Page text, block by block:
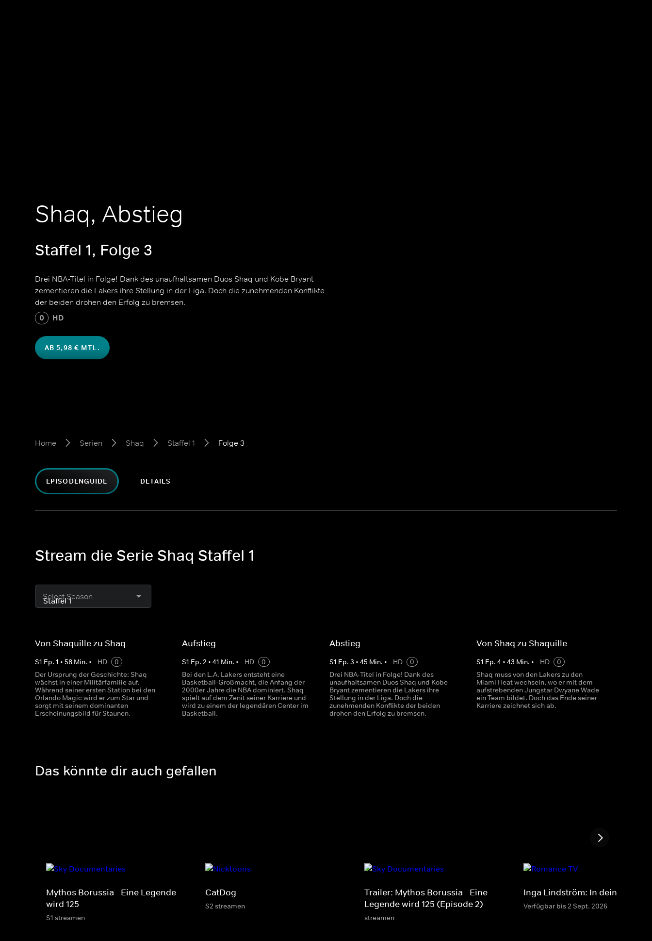
Shaq, Abstieg
Staffel 1, Folge 3
Drei NBA-Titel in Folge! Dank des unaufhaltsamen Duos Shaq und Kobe Bryant
zementieren die Lakers ihre Stellung in der Liga. Doch die zunehmenden Konflikte
der beiden drohen den Erfolg zu bremsen.
0 HD
AB 5,98 € MTL.
Home Serien Shaq Staffel 1 Folge 3
EPISODENGUIDE DETAILS
Stream die Serie Shaq Staffel 1
Select Season
Von Shaquille zu Shaq
S1 Ep. 1 • 58 Min. • HD
0
Der Ursprung der Geschichte: Shaq
wächst in einer Militärfamilie auf.
Während seiner ersten Station bei den
Orlando Magic wird er zum Star und
sorgt mit seinem dominanten
Erscheinungsbild für Staunen.
Aufstieg
S1 Ep.2 •41 Min. • HD
0
Bei den L.A. Lakers entsteht eine
Basketball-Großmacht, die Anfang der
2000er Jahre die NBA dominiert. Shaq
spielt auf dem Zenit seiner Karriere und
wird zu einem der legendären Center im
Basketball.
Abstieg
S1 Ep. 3 • 45 Min. • HD
0
Drei NBA-Titel in Folge! Dank des
unaufhaltsamen Duos Shaq und Kobe
Bryant zementieren die Lakers ihre
Stellung in der Liga. Doch die
zunehmenden Konflikte der beiden
drohen den Erfolg zu bremsen.
Von Shaq zu Shaquille
S1 Ep. 4 • 43 Min. • HD
0
Shaq muss von den Lakers zu den
Miami Heat wechseln, wo er mit dem
aufstrebenden Jungstar Dwyane Wade
ein Team bildet. Doch das Ende seiner
Karriere zeichnet sich ab.
Das könnte dir auch gefallen
Mythos Borussia - Eine Legende
wird 125
S1 streamen
CatDog
S2 streamen
Trailer: Mythos Borussia - Eine
Legende wird 125 (Episode 2)
streamen
Inga Lindström: In deinem
Verfügbar bis 2 Sept. 2026